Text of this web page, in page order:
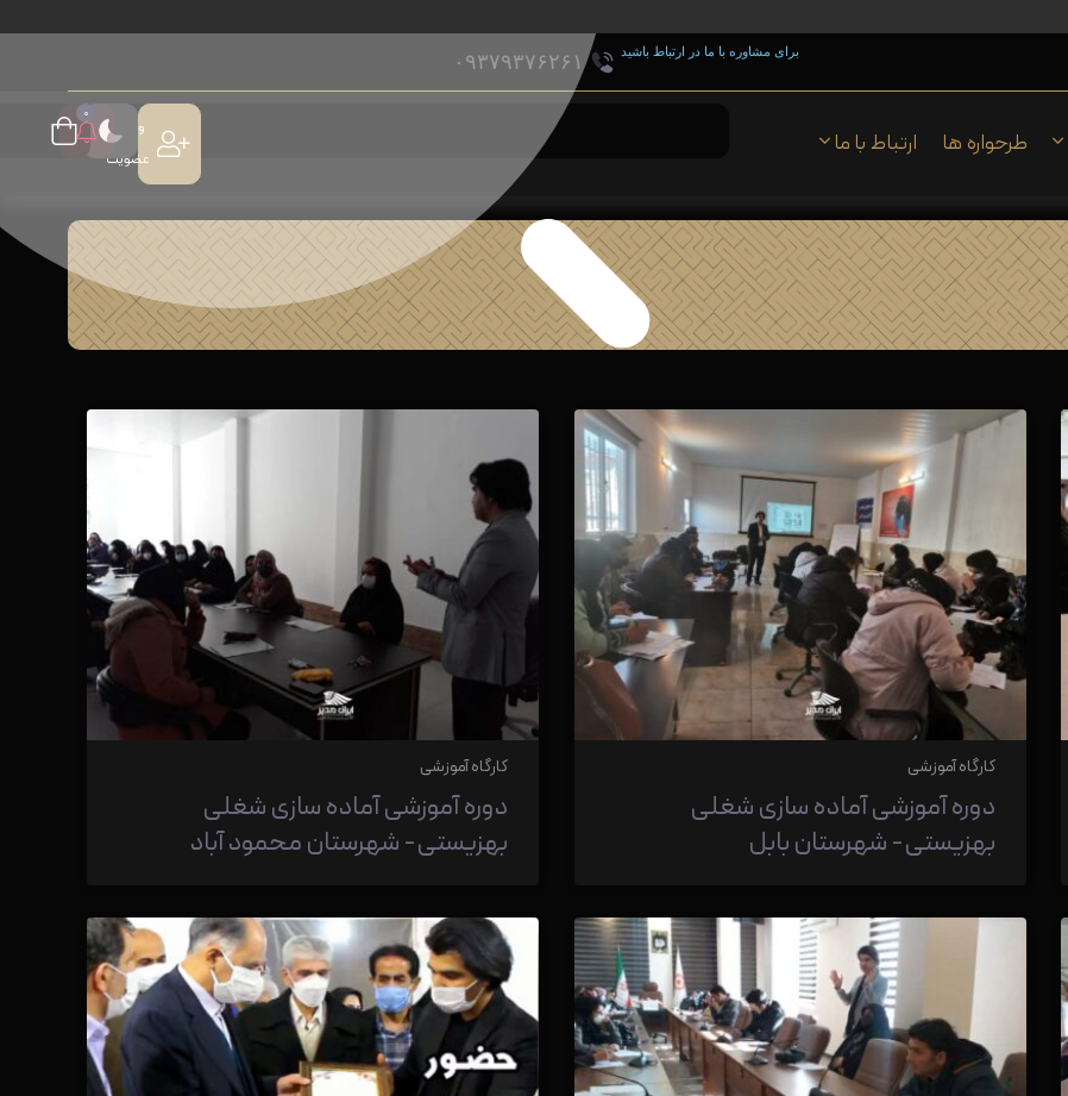
برای مشاوره با ما در ارتباط باشید ۰۹۳۷۹۳۷۶۲۶۱
طرحواره ها ارتباط با ما
ورود /
عضویت
۰
کارگاه آموزشی
دوره آموزشی آماده سازی شغلی
بهزیستی- شهرستان بابل
کارگاه آموزشی
دوره آموزشی آماده سازی شغلی
بهزیستی- شهرستان محمود آباد